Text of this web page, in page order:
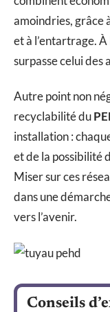
amoindries, grâce
et à l’entartrage.
surpasse celui des
Autre point non
recyclabilité du
installation :
et de la possibilité
Miser sur ces
dans une
vers l’avenir.
Conseils